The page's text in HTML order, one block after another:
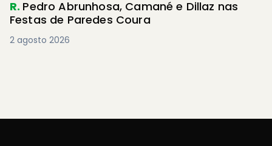
R. Pedro Abrunhosa, Camané e Dillaz nas
Festas de Paredes Coura
2 agosto 2026